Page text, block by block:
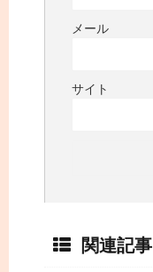
メール
サイト
関連記事